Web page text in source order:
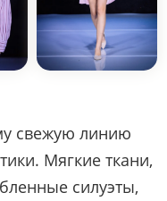
свежую линию
Мягкие ткани,
силуэты,